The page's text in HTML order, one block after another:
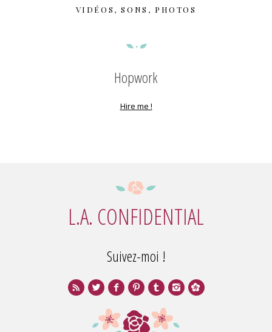
VIDÉOS, SONS, PHOTOS
Hopwork
Hire me !
L.A. CONFIDENTIAL
Suivez-moi !